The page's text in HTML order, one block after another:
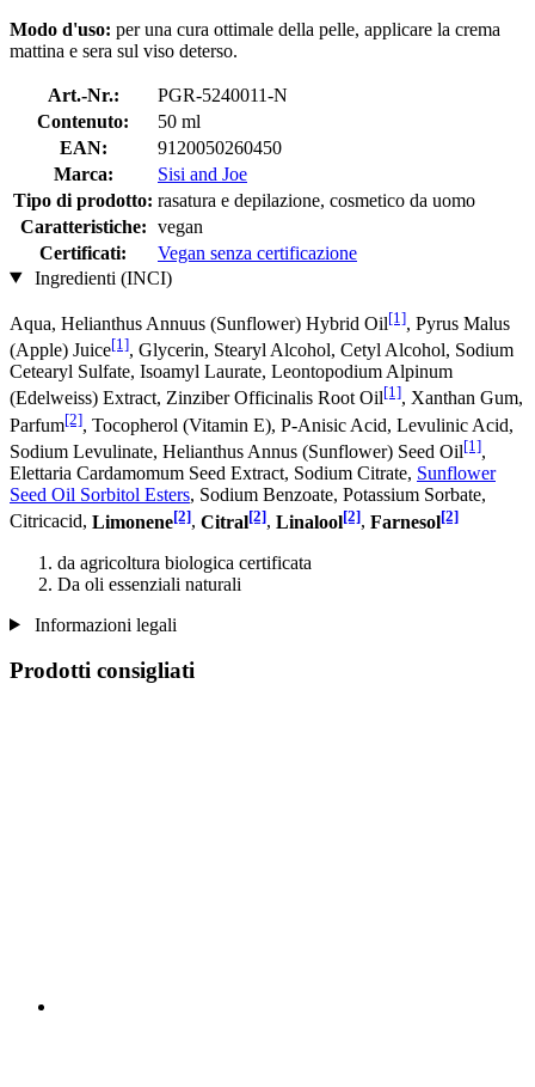
Modo d'uso: per una cura ottimale della pelle, applicare la crema
mattina e sera sul viso deterso.
Art.-Nr.:
PGR-5240011-N
Contenuto:
50 ml
EAN:
9120050260450
Marca:
Sisi and Joe
Tipo di prodotto: rasatura e depilazione, cosmetico da uomo
Caratteristiche: vegan
Certificati:
Vegan senza certificazione
Ingredienti (INCI)
Aqua, Helianthus Annuus (Sunflower) Hybrid Oil[1], Pyrus Malus
(Apple) Juice[1], Glycerin, Stearyl Alcohol, Cetyl Alcohol, Sodium
Cetearyl Sulfate, Isoamyl Laurate, Leontopodium Alpinum
(Edelweiss) Extract, Zinziber Officinalis Root Oil[1], Xanthan Gum,
Parfum[2], Tocopherol (Vitamin E), P-Anisic Acid, Levulinic Acid,
Sodium Levulinate, Helianthus Annus (Sunflower) Seed Oil[1],
Elettaria Cardamomum Seed Extract, Sodium Citrate, Sunflower
Seed Oil Sorbitol Esters, Sodium Benzoate, Potassium Sorbate,
Citricacid, Limonene[2], Citral[2], Linalool[2], Farnesol[2]
da agricoltura biologica certificata
Da oli essenziali naturali
Informazioni legali
Prodotti consigliati